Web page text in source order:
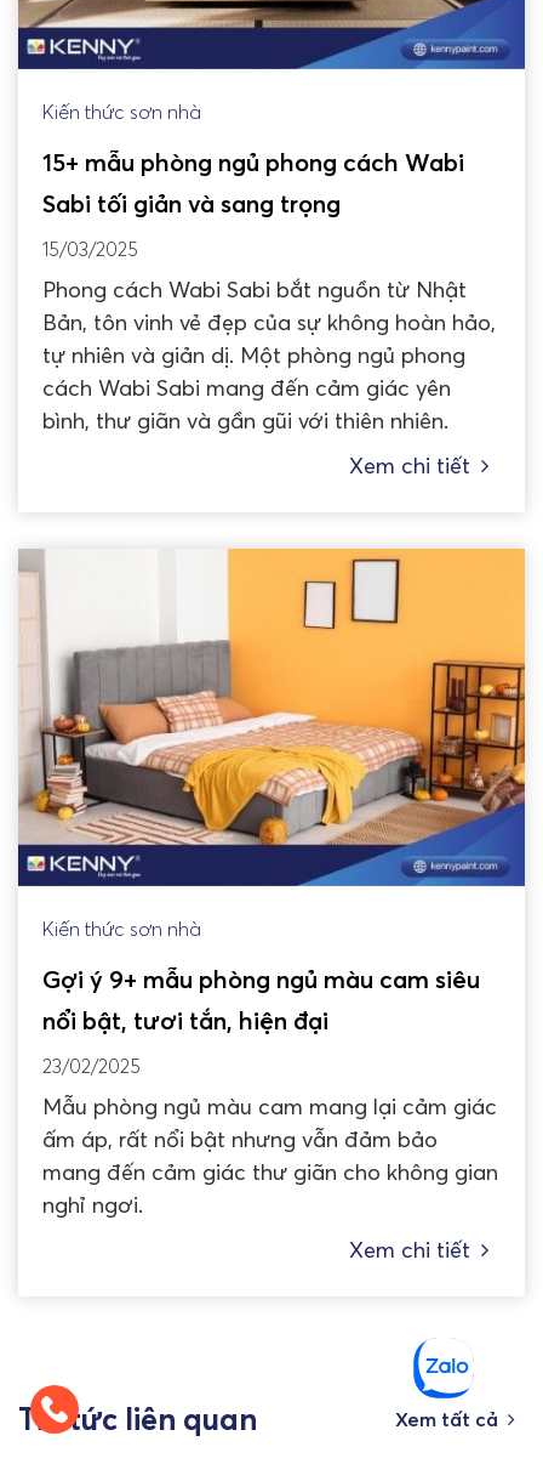
Kiến thức sơn nhà
15+ mẫu phòng ngủ phong cách Wabi
Sabi tối giản và sang trọng
15/03/2025
Phong cách Wabi Sabi bắt nguồn từ Nhật
Bản, tôn vinh vẻ đẹp của sự không hoàn hảo,
tự nhiên và giản dị. Một phòng ngủ phong
cách Wabi Sabi mang đến cảm giác yên
bình, thư giãn và gần gũi với thiên nhiên.
Xem chi tiết
Kiến thức sơn nhà
Gợi ý 9+ mẫu phòng ngủ màu cam siêu
nổi bật, tươi tắn, hiện đại
23/02/2025
Mẫu phòng ngủ màu cam mang lại cảm giác
ấm áp, rất nổi bật nhưng vẫn đảm bảo
mang đến cảm giác thư giãn cho không gian
nghỉ ngơi.
Xem chi tiết
Tin tức liên quan Xem tất cả